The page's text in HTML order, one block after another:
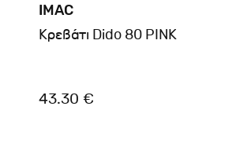
IMAC
Kρεβάτι Dido 80 PINK
43.30 €